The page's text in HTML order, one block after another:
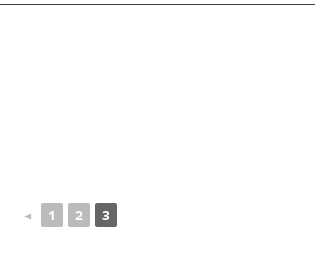
◄ 1 2 3